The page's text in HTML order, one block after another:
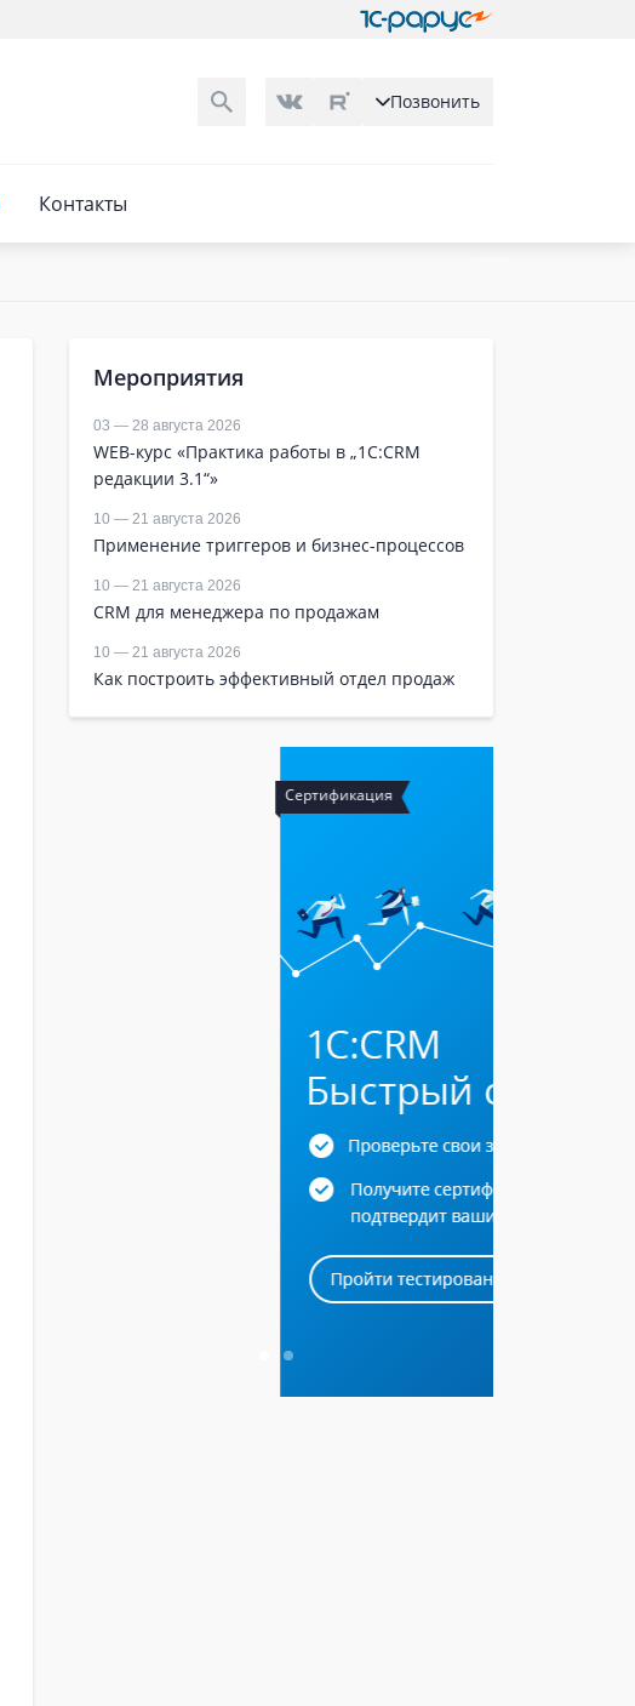
Позвонить
Контакты
Мероприятия
03 — 28 августа 2026
WEB-курс «Практика работы в „1С:CRM
редакции 3.1“»
10 — 21 августа 2026
Применение триггеров и бизнес-процессов
10 — 21 августа 2026
CRM для менеджера по продажам
10 — 21 августа 2026
Как построить эффективный отдел продаж